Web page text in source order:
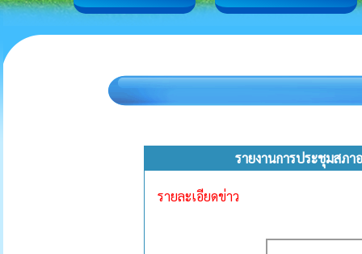
รายงานการประชุมสภ
รายละเอียดข่าว